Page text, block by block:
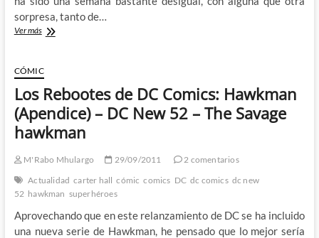
sorpresa, tanto de…
Ver másBatería
del
New
52
DC
–
y
semana
CÓMIC
Los Rebootes de DC Comics: Hawkman
(Apendice) – DC New 52 – The Savage
hawkman
M'Rabo Mhulargo 29/09/2011
2 comentarios
Actualidad carter hall cómic comics DC dc comics dc new
52 hawkman superhéroes
Aprovechando que en este relanzamiento de DC se ha incluido
una nueva serie de Hawkman, he pensado que lo mejor sería